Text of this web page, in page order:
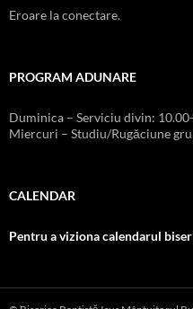
Eroare la conectare.
PROGRAM ADUNARE
Duminica – Serviciu divin:
Miercuri – Studiu/Rugăciune
CALENDAR
Pentru a viziona calendarul